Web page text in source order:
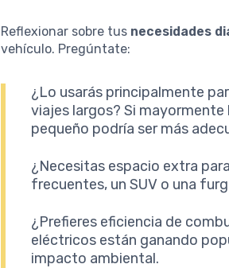
Reflexionar sobre tus necesidades
vehículo. Pregúntate:
¿Lo usarás principalmente
viajes largos? Si
pequeño podría ser más
¿Necesitas espacio extra
frecuentes, un SUV o una
¿Prefieres eficiencia de
eléctricos están ganando
impacto ambiental.